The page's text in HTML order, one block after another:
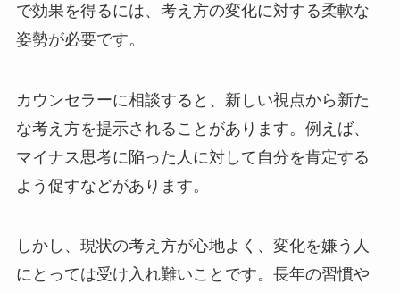
で効果を得るには、考え方の変化に対する柔軟な
姿勢が必要です。
カウンセラーに相談すると、新しい視点から新た
な考え方を提示されることがあります。例えば、
マイナス思考に陥った人に対して自分を肯定する
よう促すなどがあります。
しかし、現状の考え方が心地よく、変化を嫌う人
にとっては受け入れ難いことです。長年の習慣や